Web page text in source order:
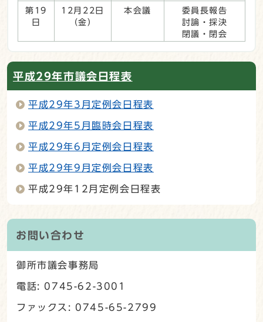
第19
日
12月22日
（金）
本会議
委員長報告
討論・採決
閉議・閉会
平成29年市議会日程表
平成29年3月定例会日程表
平成29年5月臨時会日程表
平成29年6月定例会日程表
平成29年9月定例会日程表
平成29年12月定例会日程表
お問い合わせ
御所市議会事務局
電話: 0745-62-3001
ファックス: 0745-65-2799